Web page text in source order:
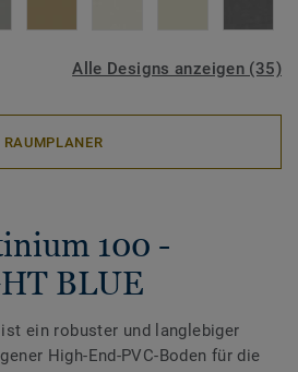
Alle Designs anzeigen (35)
RAUMPLANER
100 -
BLUE
ein robuster und langlebiger
High-End-PVC-Boden für die